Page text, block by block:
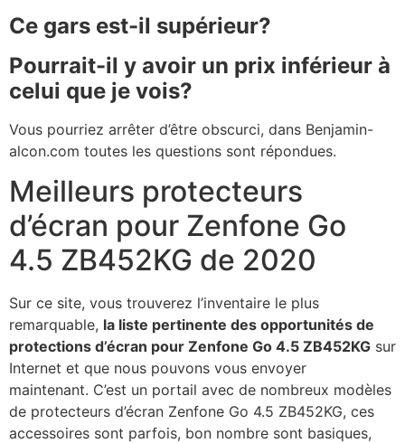
Ce gars est-il supérieur?
Pourrait-il y avoir un prix inférieur à
celui que je vois?
Vous pourriez arrêter d’être obscurci, dans Benjamin-
alcon.com toutes les questions sont répondues.
Meilleurs protecteurs
d’écran pour Zenfone Go
4.5 ZB452KG de 2020
Sur ce site, vous trouverez l’inventaire le plus
remarquable, la liste pertinente des opportunités de
protections d’écran pour Zenfone Go 4.5 ZB452KG sur
Internet et que nous pouvons vous envoyer
maintenant. C’est un portail avec de nombreux modèles
de protecteurs d’écran Zenfone Go 4.5 ZB452KG, ces
accessoires sont parfois, bon nombre sont basiques,